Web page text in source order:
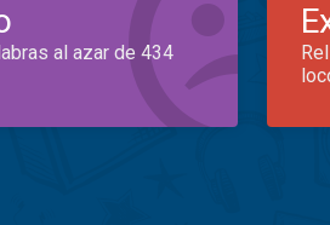
al azar de 434